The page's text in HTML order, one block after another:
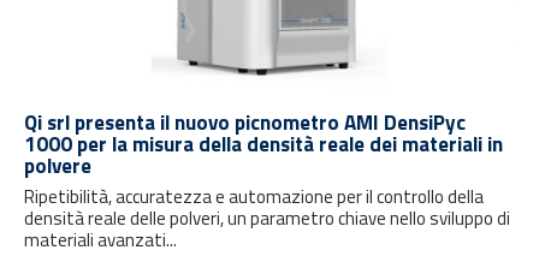
Qi srl presenta il nuovo picnometro AMI DensiPyc
1000 per la misura della densità reale dei materiali in
polvere
Ripetibilità, accuratezza e automazione per il controllo della
densità reale delle polveri, un parametro chiave nello sviluppo di
materiali avanzati...